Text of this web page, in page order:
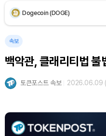
Dogecoin (DOGE)
속보
백악관, 클래리티법 불
토큰포스트 속보 2026.06.09